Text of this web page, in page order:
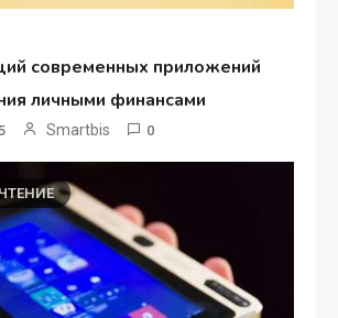
современных приложений
личными финансами
Smartbis 0